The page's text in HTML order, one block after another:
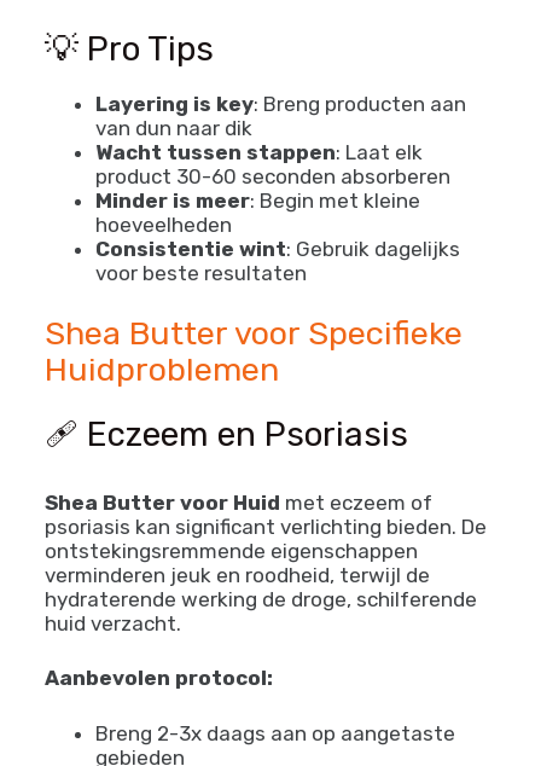
💡 Pro Tips
Layering is key: Breng producten aan
van dun naar dik
Wacht tussen stappen: Laat elk
product 30-60 seconden absorberen
Minder is meer: Begin met kleine
hoeveelheden
Consistentie wint: Gebruik dagelijks
voor beste resultaten
Shea Butter voor Specifieke
Huidproblemen
🩹 Eczeem en Psoriasis
Shea Butter voor Huid met eczeem of
psoriasis kan significant verlichting bieden. De
ontstekingsremmende eigenschappen
verminderen jeuk en roodheid, terwijl de
hydraterende werking de droge, schilferende
huid verzacht.
Aanbevolen protocol:
Breng 2-3x daags aan op aangetaste
gebieden